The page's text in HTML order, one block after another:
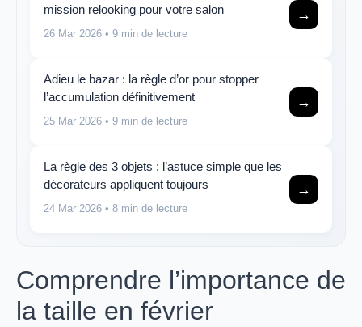
mission relooking pour votre salon
26 Mar 2026 • 9 min de lecture
→
Adieu le bazar : la règle d’or pour stopper
l’accumulation définitivement
25 Mar 2026 • 9 min de lecture
→
La règle des 3 objets : l’astuce simple que les
décorateurs appliquent toujours
24 Mar 2026 • 8 min de lecture
→
Comprendre l’importance de
la taille en février